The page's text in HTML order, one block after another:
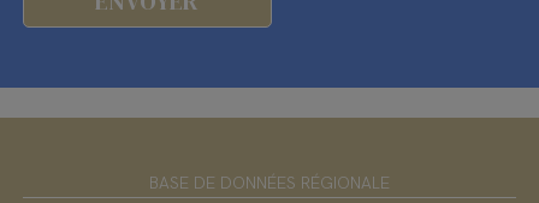
BASE DE DONNÉES RÉGIONALE